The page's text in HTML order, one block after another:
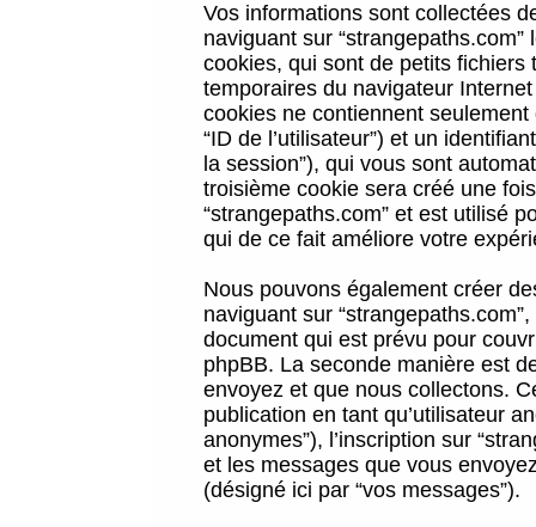
Vos informations sont collectées
naviguant sur
cookies, qui sont de petits
temporaires du navigateur
cookies ne contiennent
“ID de l’utilisateur”) et un
la session”), qui vous sont
troisième cookie sera créé une
“strangepaths.com” et est utilisé
qui de ce fait améliore votre
Nous pouvons également créer
naviguant sur
document qui est prévu pour
phpBB. La seconde manière est
envoyez et que nous collectons.
publication en tant qu’utilisateur
anonymes”), l’inscription sur
et les messages que vous
(désigné ici par “vos messages”).